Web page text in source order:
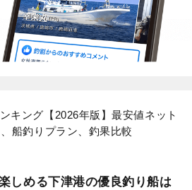
キング【2026年版】最安値ネット
船釣りプラン、釣果比較
しめる下津港の優良釣り船は